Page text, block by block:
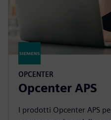
OPCENTER
Opcenter APS
I prodotti Opcenter APS